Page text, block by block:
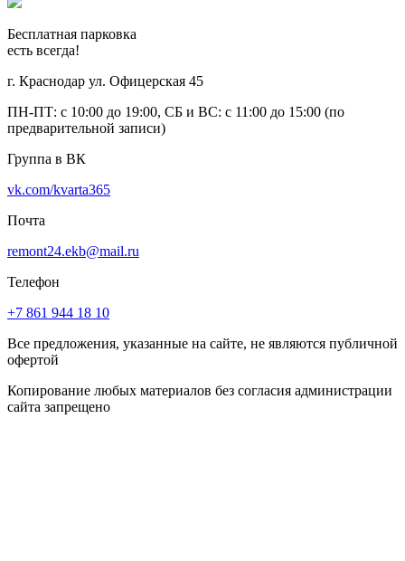
Бесплатная парковка
есть всегда!
г. Краснодар ул. Офицерская 45
ПН-ПТ: с 10:00 до 19:00, СБ и ВС: с 11:00 до 15:00 (по
предварительной записи)
Группа в ВК
vk.com/kvarta365
Почта
remont24.ekb@mail.ru
Телефон
+7 861 944 18 10
Все предложения, указанные на сайте, не являются публичной
офертой
Копирование любых материалов без согласия администрации
сайта запрещено